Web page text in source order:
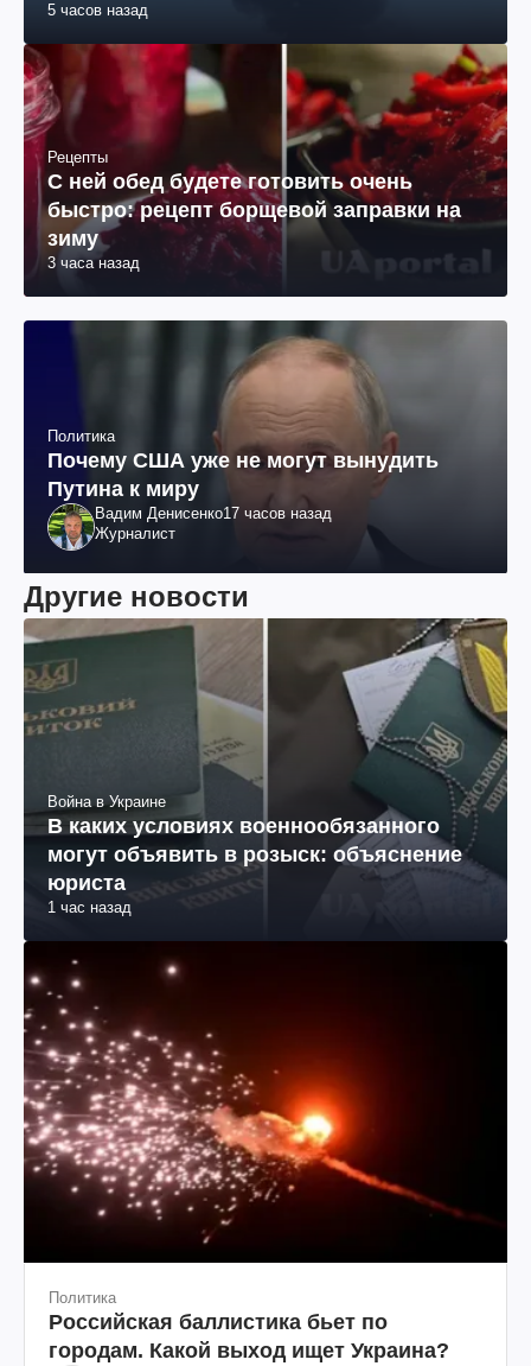
5 часов назад
Рецепты
С ней обед будете готовить очень
быстро: рецепт борщевой заправки на
зиму
3 часа назад
Политика
Почему США уже не могут вынудить
Путина к миру
Вадим Денисенко17 часов назад
Журналист
Другие новости
Война в Украине
В каких условиях военнообязанного
могут объявить в розыск: объяснение
юриста
1 час назад
Политика
Российская баллистика бьет по
городам. Какой выход ищет Украина?